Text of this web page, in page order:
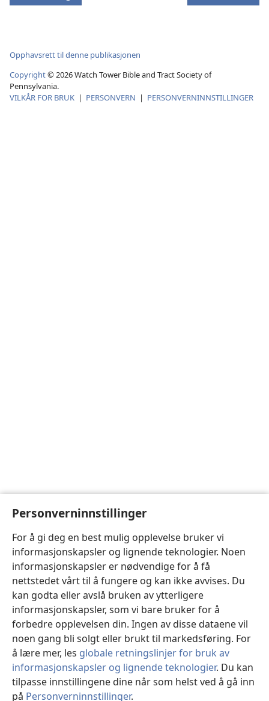
Personverninnstillinger
For å gi deg en best mulig opplevelse bruker vi
informasjonskapsler og lignende teknologier. Noen
informasjonskapsler er nødvendige for å få
nettstedet vårt til å fungere og kan ikke avvises. Du
kan godta eller avslå bruken av ytterligere
informasjonskapsler, som vi bare bruker for å
forbedre opplevelsen din. Ingen av disse dataene vil
noen gang bli solgt eller brukt til markedsføring. For
å lære mer, les globale retningslinjer for bruk av
informasjonskapsler og lignende teknologier. Du kan
tilpasse innstillingene dine når som helst ved å gå inn
på Personverninnstillinger.
Opphavsrett til denne publikasjonen
Copyright© 2026 Watch Tower Bible and Tract Society of
Pennsylvania.
VILKÅR FOR BRUK | PERSONVERN | PERSONVERNINNSTILLINGER